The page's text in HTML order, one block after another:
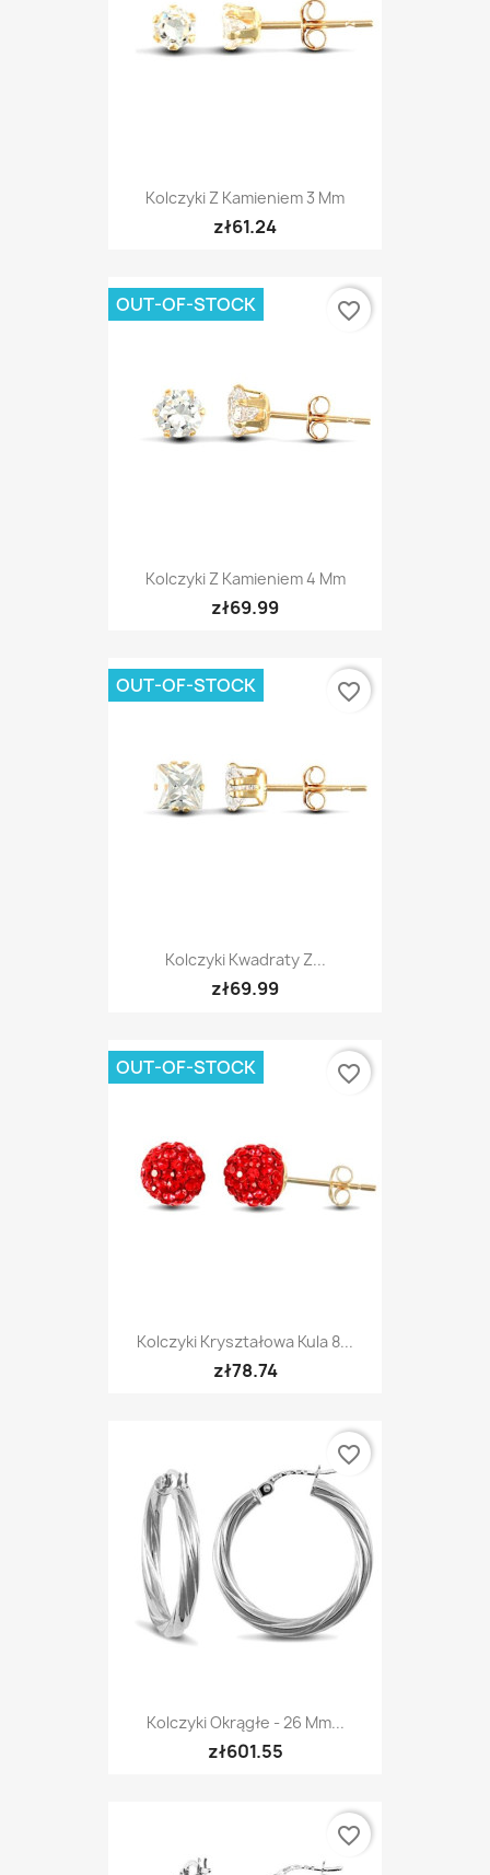
Kolczyki Z Kamieniem 3 Mm
zł61.24
Kolczyki Z Kamieniem 4 Mm
zł69.99
OUT-OF-STOCK favorite_border
Kolczyki Kwadraty Z...
zł69.99
OUT-OF-STOCK favorite_border
Kolczyki Kryształowa Kula 8...
zł78.74
OUT-OF-STOCK favorite_border
Kolczyki Okrągłe - 26 Mm...
zł601.55
favorite_border
favorite_border